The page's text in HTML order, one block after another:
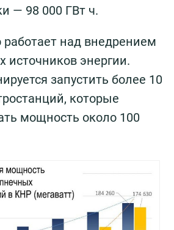
— 98 000 ГВт ч.
работает над внедрением
источников энергии.
запустить более 10
которые
мощность около 100